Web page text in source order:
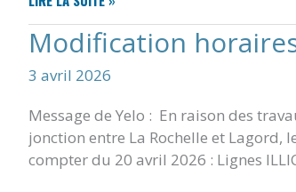
JOUR
DE
LA
ÉLECTORALE
Modification
3 avril 2026
Message de Yelo : En raison des
jonction entre La Rochelle et Lagord,
compter du 20 avril 2026 : Lignes